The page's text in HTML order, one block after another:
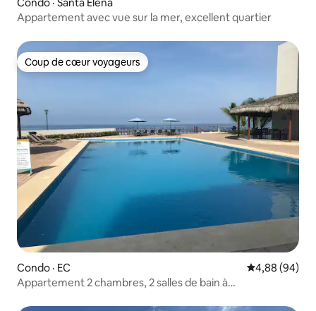
Appartement avec vue sur la mer, excellent quartier
Coup de cœur voyageurs
Coup de cœur voyageurs
Condo · EC Note
4,88 (94)
Appartement 2 chambres, 2 salles de bain à